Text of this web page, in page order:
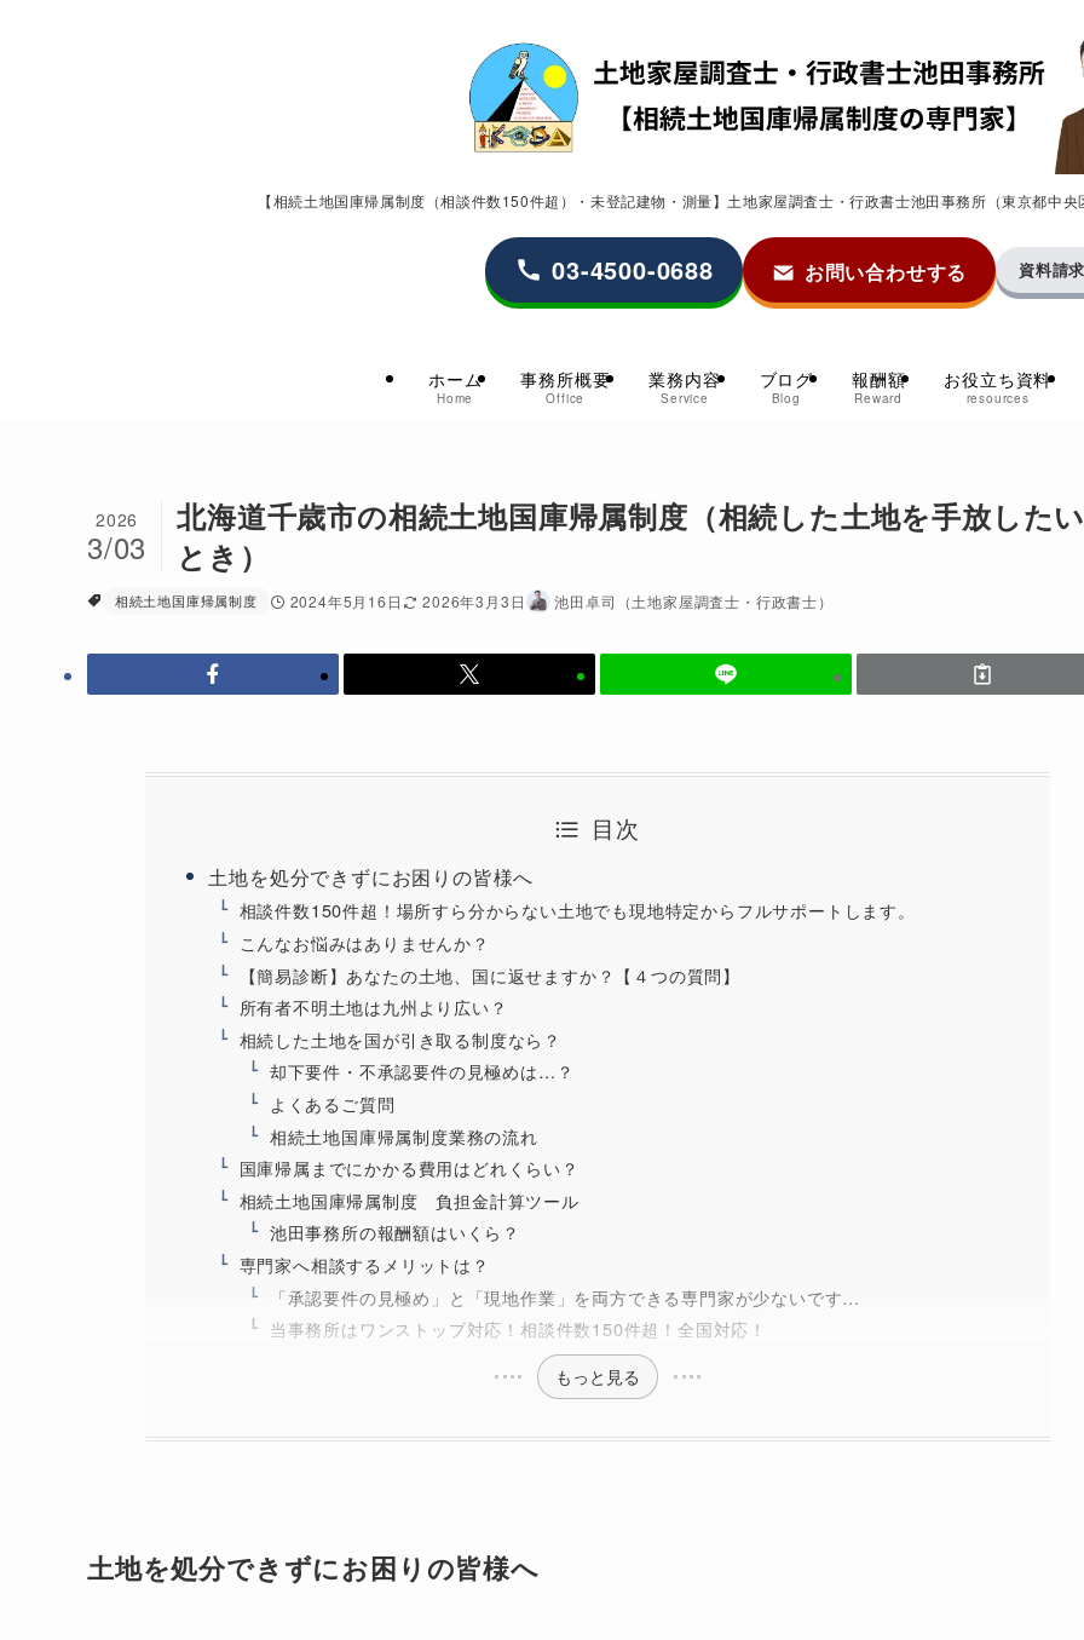
【相続土地国庫帰属制度（相談件数150件超）・未登記建物・測量】土地家屋調査士・行政書士池田事務所（東京都中
ホーム
Home
事務所概要
Office
業務内容
Service
ブログ
Blog
報酬額
Reward
お役立ち資料
resources
03-4500-0688 お問い合わせする 資料請
北海道千歳市の相続土地国庫帰属制度（相続した土地を手放した
とき）
2026
3/03
相続土地国庫帰属制度 2024年5月16日 2026年3月3日 池田卓司（土地家屋調査士・行政書士）
目次
土地を処分できずにお困りの皆様へ
相談件数150件超！場所すら分からない土地でも現地特定からフルサポートします。
こんなお悩みはありませんか？
【簡易診断】あなたの土地、国に返せますか？【４つの質問】
所有者不明土地は九州より広い？
相続した土地を国が引き取る制度なら？
却下要件・不承認要件の見極めは…？
よくあるご質問
相続土地国庫帰属制度業務の流れ
国庫帰属までにかかる費用はどれくらい？
相続土地国庫帰属制度 負担金計算ツール
池田事務所の報酬額はいくら？
専門家へ相談するメリットは？
「承認要件の見極め」と「現地作業」を両方できる専門家が少ないです…
当事務所はワンストップ対応！相談件数150件超！全国対応！
もっと見る
土地を処分できずにお困りの皆様へ